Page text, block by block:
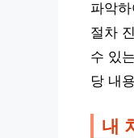
파악
절차
수 있
당 내
내